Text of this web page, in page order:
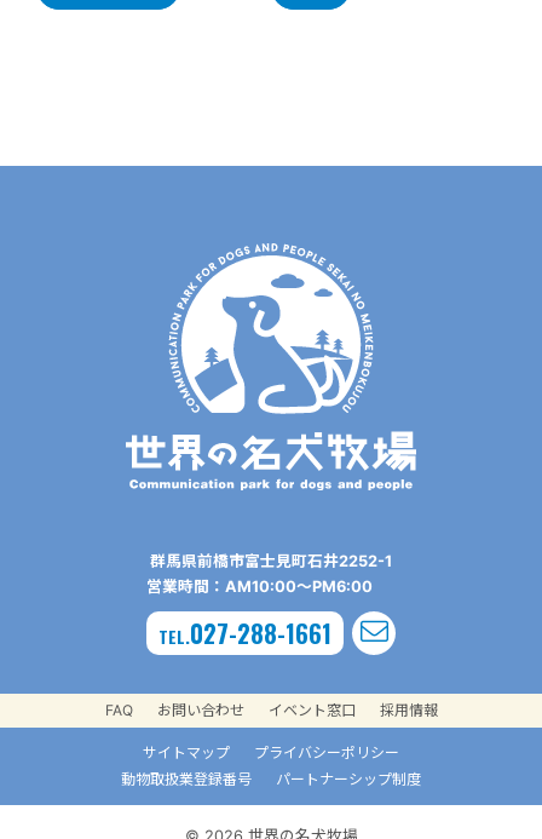
群⾺県前橋市富⼠⾒町⽯井2252-1
営業時間：AM10:00〜PM6:00
TEL.027-288-1661
FAQ お問い合わせ イベント窓口 採用情報
サイトマップ
プライバシーポリシー
動物取扱業登録番号
パートナーシップ制度